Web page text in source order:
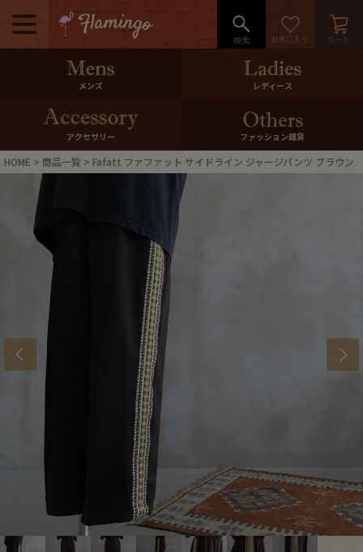
メニュー
500pt＆10％Offクーポンプレゼン
10％0ffクーポンプレゼント
ログイン・会員登録 LINE ID連携
ご利用ガイド
店舗紹介
メンズ商品カテゴリーから探す
Tops Outer
メンズ レディース
アクセサリー ファッション雑貨
HOME 商品一覧 Fafatt ファファット サイドライン ジャージパンツ ブラウン